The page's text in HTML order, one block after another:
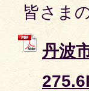
皆さま
丹波